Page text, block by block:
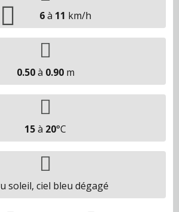
6à 11 km/h
0.50à 0.90m
15à 20°C
soleil, ciel bleu dégagé